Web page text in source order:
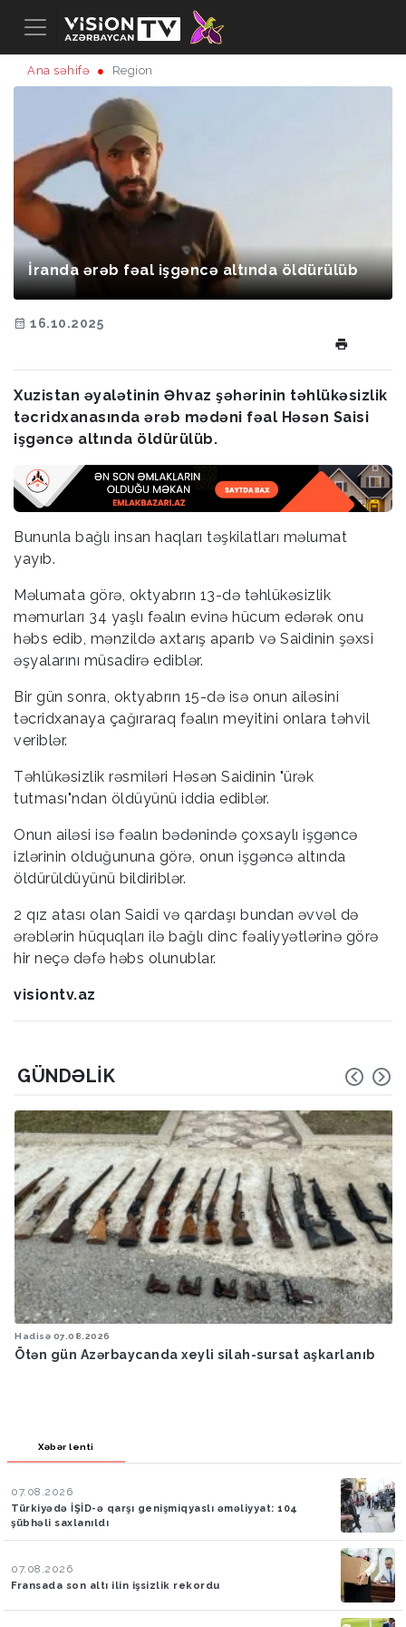
Ana səhifə Region
İranda ərəb fəal işgəncə altında öldürülüb
16.10.2025
Xuzistan əyalətinin Əhvaz şəhərinin təhlükəsizlik
təcridxanasında ərəb mədəni fəal Həsən Saisi
işgəncə altında öldürülüb.
Bununla bağlı insan haqları təşkilatları məlumat
yayıb.
Məlumata görə, oktyabrın 13-də təhlükəsizlik
məmurları 34 yaşlı fəalın evinə hücum edərək onu
həbs edib, mənzildə axtarış aparıb və Saidinin şəxsi
əşyalarını müsadirə ediblər.
Bir gün sonra, oktyabrın 15-də isə onun ailəsini
təcridxanaya çağıraraq fəalın meyitini onlara təhvil
veriblər.
Təhlükəsizlik rəsmiləri Həsən Saidinin "ürək
tutması"ndan öldüyünü iddia ediblər.
Onun ailəsi isə fəalın bədənində çoxsaylı işgəncə
izlərinin olduğununa görə, onun işgəncə altında
öldürüldüyünü bildiriblər.
2 qız atası olan Saidi və qardaşı bundan əvvəl də
ərəblərin hüquqları ilə bağlı dinc fəaliyyətlərinə görə
hir neçə dəfə həbs olunublar.
visiontv.az
GÜNDƏLIK
Hadisə 07.08.2026
Ötən gün Azərbaycanda xeyli silah-sursat aşkarlanıb
Xəbər lenti
07.08.2026
Türkiyədə İŞİD-ə qarşı genişmiqyaslı əməliyyat: 104
şübhəli saxlanıldı
07.08.2026
Fransada son altı ilin işsizlik rekordu